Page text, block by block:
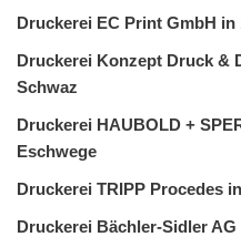
Druckerei EC Print GmbH in
Druckerei Konzept Druck &
Schwaz
Druckerei HAUBOLD +
Eschwege
Druckerei TRIPP Procedes
Druckerei Bächler-Sidler AG